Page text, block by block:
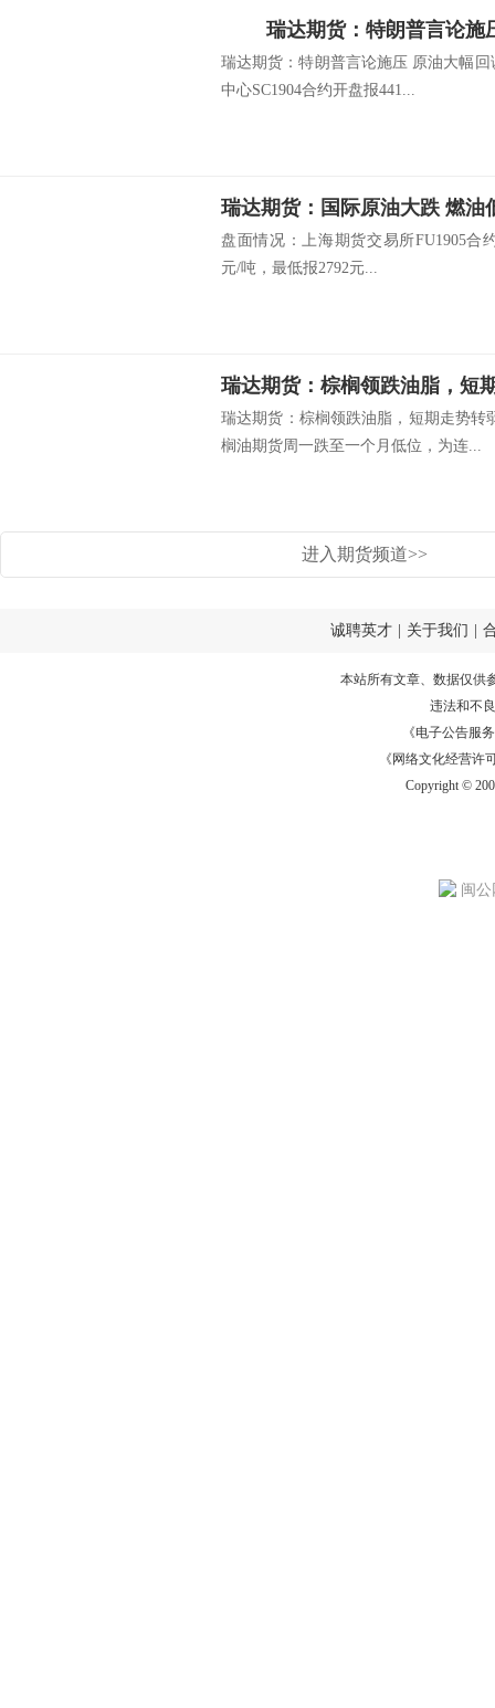
瑞达期货：特朗普言论
瑞达期货：特朗普言论施压 原油大幅
中心SC1904合约开盘报441...
瑞达期货：国际原油大跌 燃油
盘面情况：上海期货交易所FU1905合
元/吨，最低报2792元...
瑞达期货：棕榈领跌油脂，短
瑞达期货：棕榈领跌油脂，短期走势转
榈油期货周一跌至一个月低位，为连...
进入期货频道>>
诚聘英才 关于我们
本站所有文章、数据仅供
违法和不
《电子公告服务
《网络文化经营许
Copyright ©
闽公